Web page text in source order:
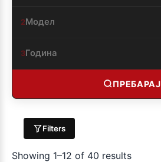
2Модел
3Година
ПРЕБАРАЈ
Filters
Showing 1–12 of 40 results